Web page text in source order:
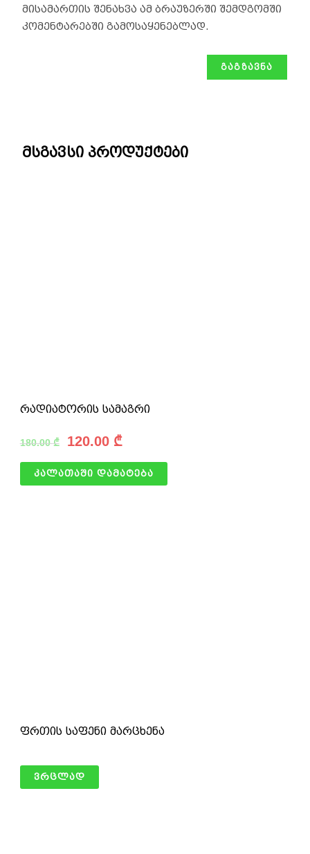
მისამართის შენახვა ამ ბრაუზერში შემდგომში
კომენტარებში გამოსაყენებლად.
მსგავსი პროდუქტები
რადიატორის სამაგრი
180.00₾ 120.00 ₾
კალათაში დამატება
ფრთის საფენი მარცხენა
ვრცლად